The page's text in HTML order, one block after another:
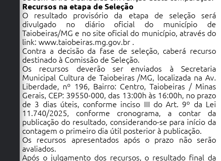
Recursos na etapa de Seleção
O resultado provisório da etapa de seleção será
divulgado no diário oficial do município de
Taiobeiras/MG e no site oficial do município, através do
link: www.taiobeiras.mg.gov.br .
Contra a decisão da fase de seleção, caberá recurso
destinado à Comissão de Seleção.
Os recursos deverão ser enviados à Secretaria
Municipal Cultura de Taiobeiras /MG, localizada na Av.
Liberdade, nº 196, Bairro: Centro, Taiobeiras / Minas
Gerais, CEP: 39550-000, das 13:00h às 16:00h, no prazo
de 3 dias úteis, conforme inciso III do Art. 9º da Lei
11.740/2025, conforme cronograma, a contar da
publicação do resultado, considerando-se para início da
contagem o primeiro dia útil posterior à publicação.
Os recursos apresentados após o prazo não serão
avaliados.
Após o julgamento dos recursos, o resultado final da